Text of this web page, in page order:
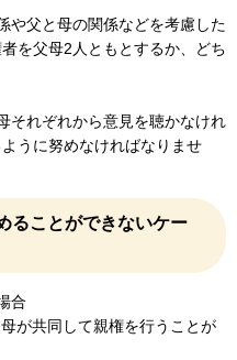
や父と母の関係などを考慮した
を父母2人ともとするか、どち
それぞれから意見を聴かなけれ
うに努めなければなりませ
ることができないケー
合
が共同して親権を行うことが